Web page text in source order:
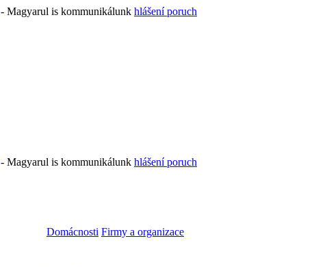
- Magyarul is kommunikálunk hlášení poruch
- Magyarul is kommunikálunk hlášení poruch
Domácnosti Firmy a organizace